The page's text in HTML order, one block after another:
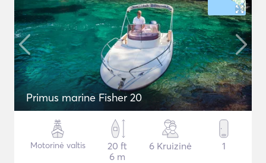
Primus marine Fisher 20
Motorinė valtis
20 ft
6 m
6 Kruizinė 1